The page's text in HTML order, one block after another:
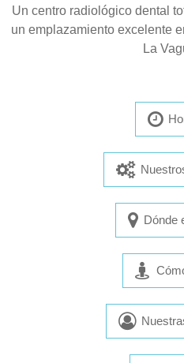
Un centro radiológico dental
un emplazamiento excelente
La
Dónde